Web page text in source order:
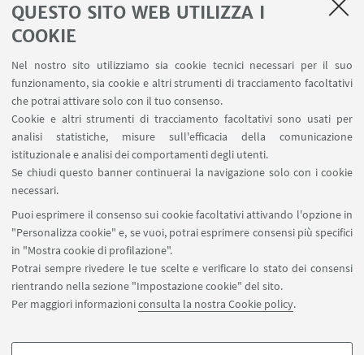
QUESTO SITO WEB UTILIZZA I
COOKIE
Nel nostro sito utilizziamo sia cookie tecnici necessari per il suo
funzionamento, sia cookie e altri strumenti di tracciamento facoltativi
che potrai attivare solo con il tuo consenso.
Cookie e altri strumenti di tracciamento facoltativi sono usati per
analisi statistiche, misure sull'efficacia della comunicazione
istituzionale e analisi dei comportamenti degli utenti.
Se chiudi questo banner continuerai la navigazione solo con i cookie
necessari.
Puoi esprimere il consenso sui cookie facoltativi attivando l'opzione in
"Personalizza cookie" e, se vuoi, potrai esprimere consensi più specifici
in "Mostra cookie di profilazione".
Potrai sempre rivedere le tue scelte e verificare lo stato dei consensi
rientrando nella sezione "Impostazione cookie" del sito.
Per maggiori informazioniconsulta la nostra Cookie policy.
Area riservata
Contatti
SEGUI IL DIPARTIMENTO SU:
SEGUI UNIBO SU:
APP: